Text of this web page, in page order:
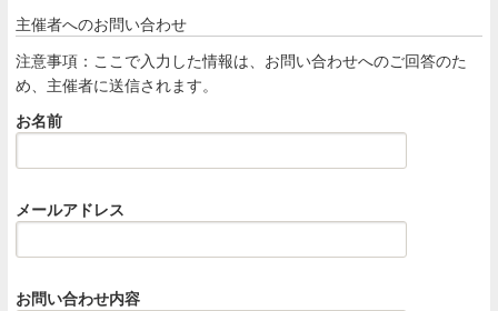
主催者へのお問い合わせ
注意事項：ここで入力した情報は、お問い合わせへのご回答のた
め、主催者に送信されます。
お名前
メールアドレス
お問い合わせ内容